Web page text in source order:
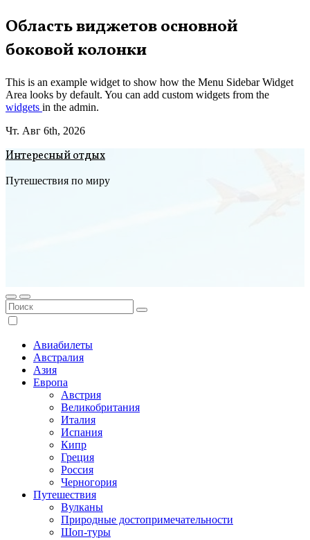
Перейти
к
содержимому
Область виджетов основной
боковой колонки
This is an example widget to show how the Menu Sidebar Widget
Area looks by default. You can add custom widgets from the
widgets in the admin.
Чт. Авг 6th, 2026
Интересный отдых
Путешествия по миру
Авиабилеты
Австралия
Азия
Европа
Австрия
Великобритания
Италия
Испания
Кипр
Греция
Россия
Черногория
Путешествия
Вулканы
Природные достопримечательности
Шоп-туры